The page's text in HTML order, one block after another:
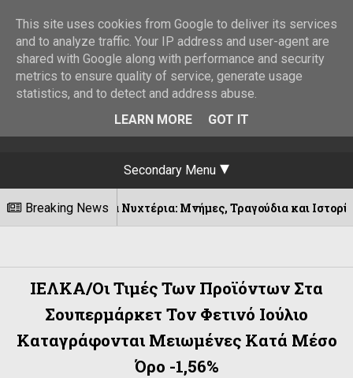
Secondary Menu
Breaking News
Τα Νυχτέρια: Μνήμες, Τραγούδια και Ιστορίες||Κεράσοβο -
ΙΕΛΚΑ/Οι Τιμές Των Προϊόντων Στα
Σουπερμάρκετ Τον Φετινό Ιούλιο
Καταγράφονται Μειωμένες Κατά Μέσο
Όρο -1,56%
This site uses cookies from Google to deliver its services
and to analyze traffic. Your IP address and user-agent are
shared with Google along with performance and security
metrics to ensure quality of service, generate usage
statistics, and to detect and address abuse.
LEARN MORE
GOT IT